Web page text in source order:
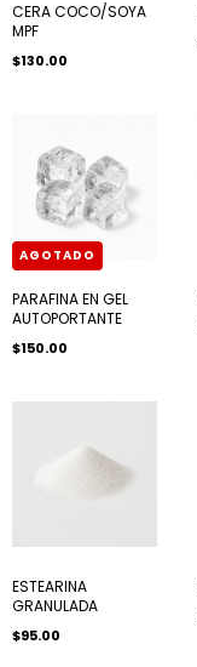
CERA COCO/SOYA
MPF
$130.00
AGOTADO
PARAFINA EN GEL
AUTOPORTANTE
$150.00
ESTEARINA
GRANULADA
$95.00